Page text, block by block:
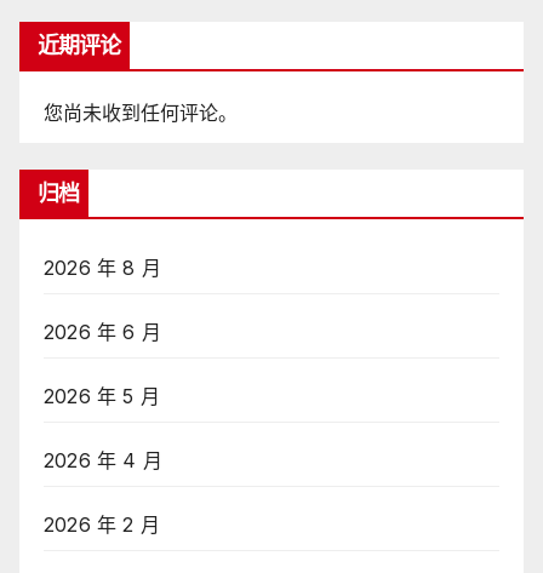
近期评论
您尚未收到任何评论。
归档
2026 年 8 月
2026 年 6 月
2026 年 5 月
2026 年 4 月
2026 年 2 月